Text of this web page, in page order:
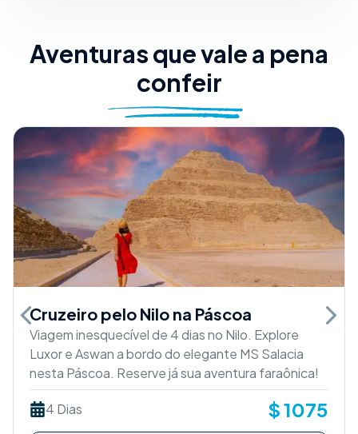
Aventuras que vale a pena
confeir
Cruzeiro pelo Nilo na Páscoa
Viagem inesquecível de 4 dias no Nilo. Explore
Luxor e Aswan a bordo do elegante MS Salacia
nesta Páscoa. Reserve já sua aventura faraônica!
4 Dias $1075
Previous slide Next